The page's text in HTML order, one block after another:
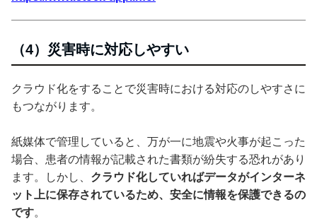
（4）災害時に対応しやすい
クラウド化をすることで災害時における対応のしやすさに
もつながります。
紙媒体で管理していると、万が一に地震や火事が起こった
場合、患者の情報が記載された書類が紛失する恐れがあり
ます。しかし、 クラウド化していればデータがインターネ
ット上に保存されているため、安全に情報を保護できるの
です。